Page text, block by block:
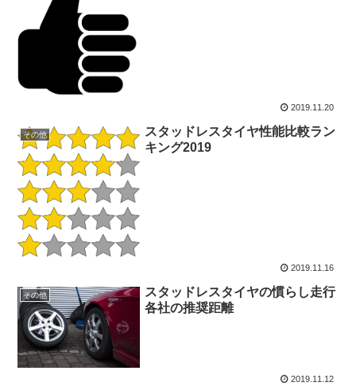
2019.11.20
その他
スタッドレスタイヤ性能比較ラン
キング2019
2019.11.16
その他
スタッドレスタイヤの慣らし走行
各社の推奨距離
2019.11.12